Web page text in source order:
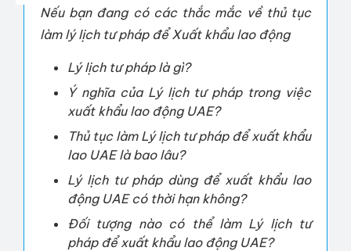
Nếu bạn đang có các thắc mắc về thủ tục
làm lý lịch tư pháp để Xuất khẩu lao động
Lý lịch tư pháp là gì?
Ý nghĩa của Lý lịch tư pháp trong việc
xuất khẩu lao động UAE?
Thủ tục làm Lý lịch tư pháp để xuất khẩu
lao UAE là bao lâu?
Lý lịch tư pháp dùng để xuất khẩu lao
động UAE có thời hạn không?
Đối tượng nào có thể làm Lý lịch tư
pháp để xuất khẩu lao động UAE?